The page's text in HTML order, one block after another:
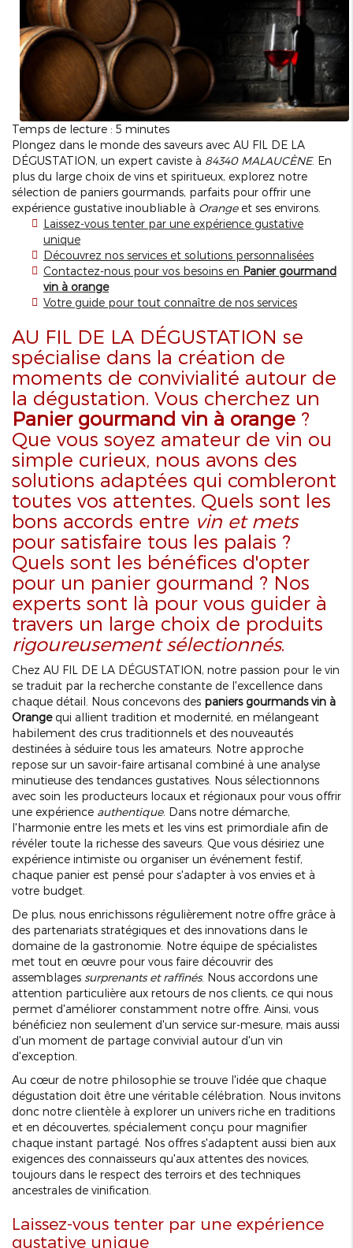
Temps de lecture : 5 minutes
Plongez dans le monde des saveurs avec AU FIL DE LA
DÉGUSTATION, un expert caviste à 84340 MALAUCÈNE. En
plus du large choix de vins et spiritueux, explorez notre
sélection de paniers gourmands, parfaits pour offrir une
expérience gustative inoubliable à Orangeet ses environs.
Laissez-vous tenter par une expérience gustative
unique
Découvrez nos services et solutions personnalisées
Contactez-nous pour vos besoins en Panier gourmand
vin à orange
Votre guide pour tout connaître de nos services
AU FIL DE LA DÉGUSTATION se
spécialise dans la création de
moments de convivialité autour de
la dégustation. Vous cherchez un
Panier gourmand vin à orange ?
Que vous soyez amateur de vin ou
simple curieux, nous avons des
solutions adaptées qui combleront
toutes vos attentes. Quels sont les
bons accords entre vin et mets
pour satisfaire tous les palais ?
Quels sont les bénéfices d'opter
pour un panier gourmand ? Nos
experts sont là pour vous guider à
travers un large choix de produits
rigoureusement sélectionnés.
Chez AU FIL DE LA DÉGUSTATION, notre passion pour le vin
se traduit par la recherche constante de l'excellence dans
chaque détail. Nous concevons des paniers gourmands vin à
Orangequi allient tradition et modernité, en mélangeant
habilement des crus traditionnels et des nouveautés
destinées à séduire tous les amateurs. Notre approche
repose sur un savoir-faire artisanal combiné à une analyse
minutieuse des tendances gustatives. Nous sélectionnons
avec soin les producteurs locaux et régionaux pour vous offrir
une expérience authentique. Dans notre démarche,
l'harmonie entre les mets et les vins est primordiale afin de
révéler toute la richesse des saveurs. Que vous désiriez une
expérience intimiste ou organiser un événement festif,
chaque panier est pensé pour s'adapter à vos envies et à
votre budget.
De plus, nous enrichissons régulièrement notre offre grâce à
des partenariats stratégiques et des innovations dans le
domaine de la gastronomie. Notre équipe de spécialistes
met tout en œuvre pour vous faire découvrir des
assemblages surprenants et raffinés. Nous accordons une
attention particulière aux retours de nos clients, ce qui nous
permet d'améliorer constamment notre offre. Ainsi, vous
bénéficiez non seulement d'un service sur-mesure, mais aussi
d'un moment de partage convivial autour d'un vin
d'exception.
Au cœur de notre philosophie se trouve l'idée que chaque
dégustation doit être une véritable célébration. Nous invitons
donc notre clientèle à explorer un univers riche en traditions
et en découvertes, spécialement conçu pour magnifier
chaque instant partagé. Nos offres s'adaptent aussi bien aux
exigences des connaisseurs qu'aux attentes des novices,
toujours dans le respect des terroirs et des techniques
ancestrales de vinification.
Laissez-vous tenter par une expérience
gustative unique